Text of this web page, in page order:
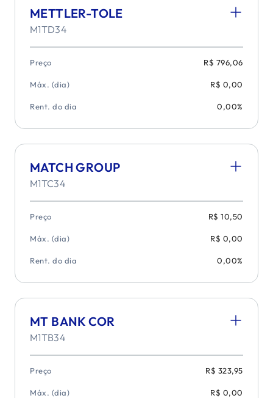
METTLER-TOLE
M1TD34
Preço R$ 796,06
Máx. (dia) R$ 0,00
Rent. do dia 0,00%
MATCH GROUP
M1TC34
Preço R$ 10,50
Máx. (dia) R$ 0,00
Rent. do dia 0,00%
MT BANK COR
M1TB34
Preço R$ 323,95
Máx. (dia) R$ 0,00